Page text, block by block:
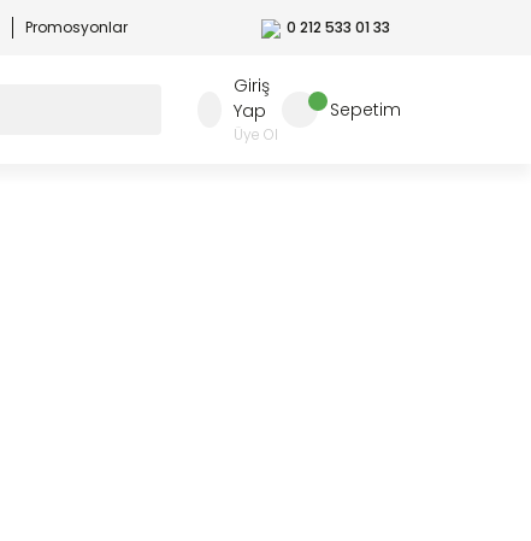
Promosyonlar 0 212 533 01 33
Giriş
Yap
Üye Ol
Sepetim